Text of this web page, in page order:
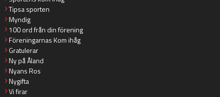
Tipsa sporten
Myndig
100 ord från din förening
Föreningarnas Kom ihåg
Gratulerar
Ny på Åland
Nyans Ros
Nygifta
Vi firar